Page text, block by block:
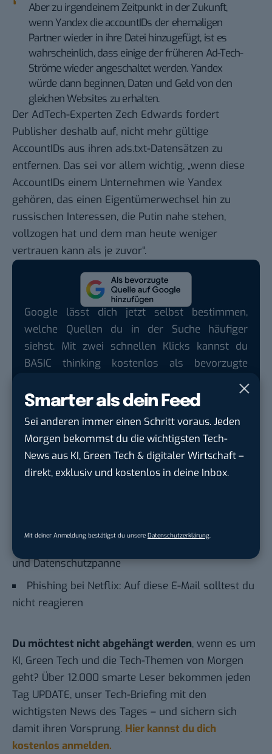
Smarter als dein Feed
Sei anderen immer einen Schritt voraus. Jeden
Morgen bekommst du die wichtigsten Tech-
News aus KI, Green Tech & digitaler Wirtschaft –
direkt, exklusiv und kostenlos in deine Inbox.
Mit deiner Anmeldung bestätigst du unsere Datenschutzerklärung.
Aber zu irgendeinem Zeitpunkt in der Zukunft,
wenn Yandex die accountIDs der ehemaligen
Partner wieder in ihre Datei hinzugefügt, ist es
wahrscheinlich, dass einige der früheren Ad-Tech-
Ströme wieder angeschaltet werden. Yandex
würde dann beginnen, Daten und Geld von den
gleichen Websites zu erhalten.
Der AdTech-Experten Zech Edwards fordert
Publisher deshalb auf, nicht mehr gültige
AccountIDs aus ihren ads.txt-Datensätzen zu
entfernen. Das sei vor allem wichtig, „wenn diese
AccountIDs einem Unternehmen wie Yandex
gehören, das einen Eigentümerwechsel hin zu
russischen Interessen, die Putin nahe stehen,
vollzogen hat und dem man heute weniger
vertrauen kann als je zuvor“.
Google lässt dich jetzt selbst bestimmen,
welche Quellen du in der Suche häufiger
siehst. Mit zwei schnellen Klicks kannst du
BASIC thinking kostenlos als bevorzugte
Quelle hinzufügen und damit unabhängigen
Tech-Journalismus unterstützen. Vielen Dank!
Hier basicthinking.de hinzufügen
Auch interessant:
KI in der Schule: Forscher warnen vor
und Datenschutzpanne
Phishing bei Netflix: Auf diese E-Mail solltest du
nicht reagieren
Du möchtest nicht abgehängt werden, wenn es um
KI, Green Tech und die Tech-Themen von Morgen
geht? Über 12.000 smarte Leser bekommen jeden
Tag UPDATE, unser Tech-Briefing mit den
wichtigsten News des Tages – und sichern sich
damit ihren Vorsprung. Hier kannst du dich
kostenlos anmelden.